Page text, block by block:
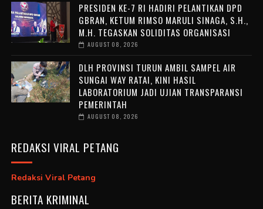
PRESIDEN KE-7 RI HADIRI PELANTIKAN DPD
GBRAN, KETUM RIMSO MARULI SINAGA, S.H.,
M.H. TEGASKAN SOLIDITAS ORGANISASI
AUGUST 08, 2026
DLH PROVINSI TURUN AMBIL SAMPEL AIR
SUNGAI WAY RATAI, KINI HASIL
LABORATORIUM JADI UJIAN TRANSPARANSI
PEMERINTAH
AUGUST 08, 2026
REDAKSI VIRAL PETANG
Redaksi Viral Petang
BERITA KRIMINAL